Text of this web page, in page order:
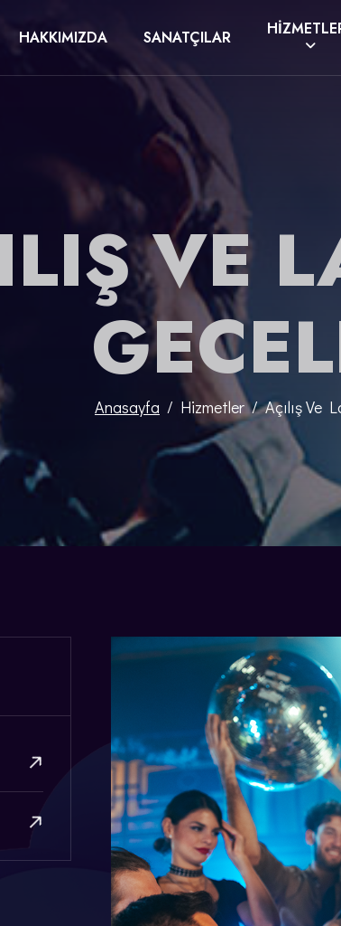
HAKKIMIZDA SANATÇILAR
VE
Anasayfa Hizmetler Açılış Ve